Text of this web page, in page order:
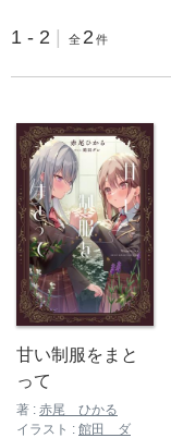
1 - 2 全 2 件
甘い制服をまと
って
著 : 赤尾 ひかる
イラスト : 館田 ダ